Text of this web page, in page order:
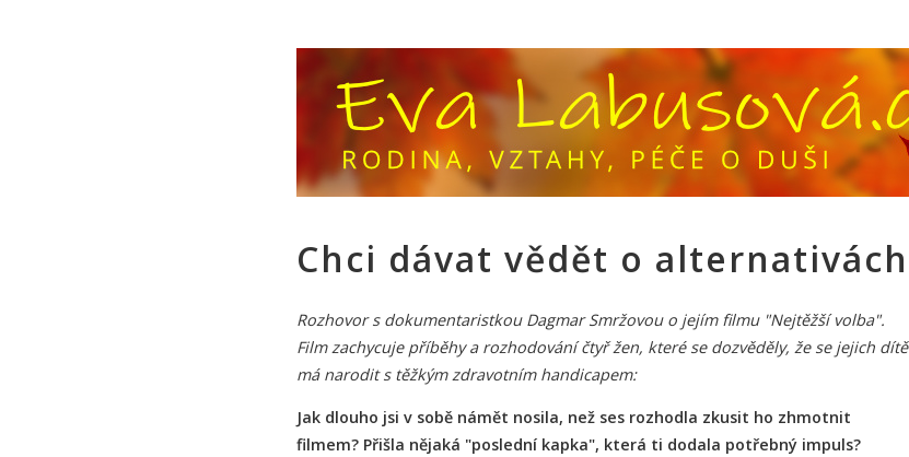
Chci dávat vědět o alternativách
Rozhovor s dokumentaristkou Dagmar Smržovou o jejím filmu "Nejtěžší volba".
Film zachycuje příběhy a rozhodování čtyř žen, které se dozvěděly, že se jejich dítě
má narodit s těžkým zdravotním handicapem:
Jak dlouho jsi v sobě námět nosila, než ses rozhodla zkusit ho zhmotnit
filmem? Přišla nějaká "poslední kapka", která ti dodala potřebný impuls?